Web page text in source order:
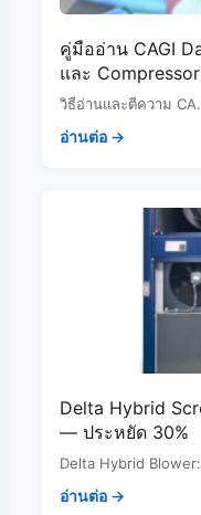
คู่มืออ่าน CAGI
และ Compressor
วิธีอ่านและตีความ
อ่านต่อ →
Delta Hybrid
— ประหยัด 30%
Delta Hybrid
อ่านต่อ →